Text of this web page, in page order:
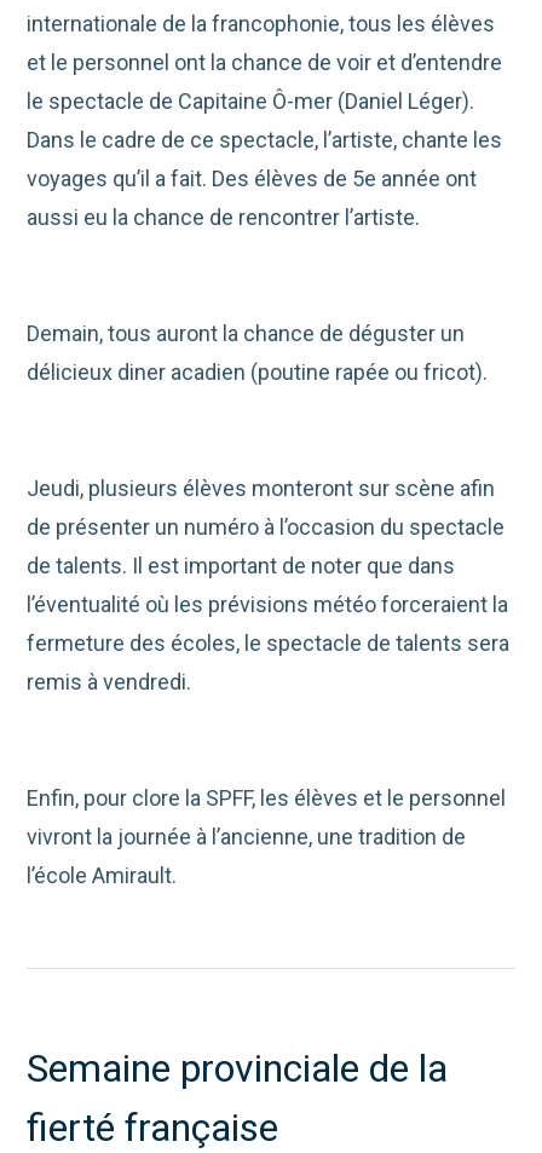
internationale de la francophonie, tous les élèves
et le personnel ont la chance de voir et d’entendre
le spectacle de Capitaine Ô-mer (Daniel Léger).
Dans le cadre de ce spectacle, l’artiste, chante les
voyages qu’il a fait. Des élèves de 5e année ont
aussi eu la chance de rencontrer l’artiste.
Demain, tous auront la chance de déguster un
délicieux diner acadien (poutine rapée ou fricot).
Jeudi, plusieurs élèves monteront sur scène afin
de présenter un numéro à l’occasion du spectacle
de talents. Il est important de noter que dans
l’éventualité où les prévisions météo forceraient la
fermeture des écoles, le spectacle de talents sera
remis à vendredi.
Enfin, pour clore la SPFF, les élèves et le personnel
vivront la journée à l’ancienne, une tradition de
l’école Amirault.
Semaine provinciale de la
fierté française